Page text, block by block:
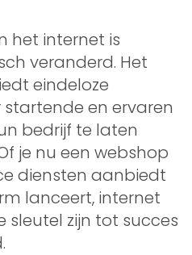
het internet is
veranderd. Het
eindeloze
en ervaren
bedrijf te laten
je nu een webshop
diensten aanbiedt
lanceert, internet
zijn tot succes